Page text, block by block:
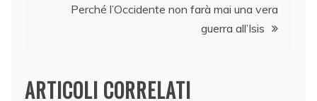
k
Perché l’Occidente non farà mai una vera
guerra all’Isis
ARTICOLI CORRELATI